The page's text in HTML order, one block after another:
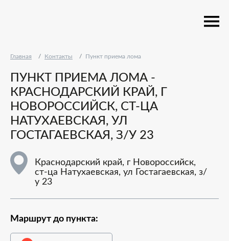
Главная Контакты Пункт приема лома
ПУНКТ ПРИЕМА ЛОМА -
КРАСНОДАРСКИЙ КРАЙ, Г
НОВОРОССИЙСК, СТ-ЦА
НАТУХАЕВСКАЯ, УЛ
ГОСТАГАЕВСКАЯ, З/У 23
Краснодарский край, г Новороссийск,
ст-ца Натухаевская, ул Гостагаевская, з/
у 23
Маршрут до пункта: